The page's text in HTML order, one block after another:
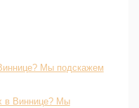
Мы подскажем
в Виннице? Мы